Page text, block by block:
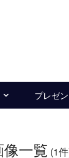
プレゼ
一覧 (1